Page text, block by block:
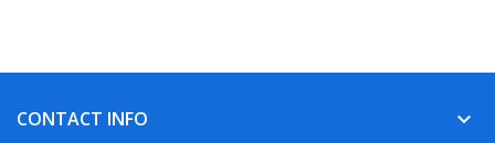
CONTACT INFO keyboard_arrow_down